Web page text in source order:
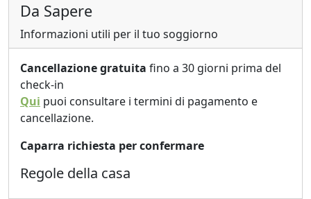
Da Sapere
Informazioni utili per il tuo soggiorno
Cancellazione gratuita fino a 30 giorni prima del
check-in
Qui puoi consultare i termini di pagamento e
cancellazione.
Caparra richiesta per confermare
Regole della casa